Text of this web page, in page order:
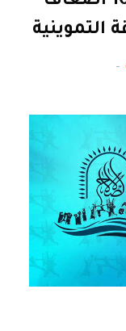
التموينية